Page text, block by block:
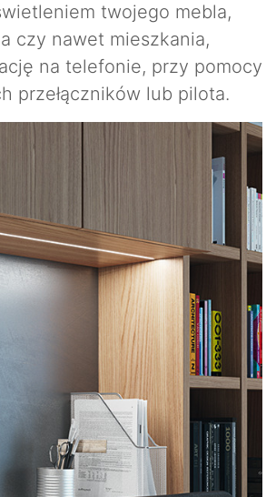
twojego mebla,
czy nawet mieszkania,
na telefonie, przy pomocy
przełączników lub pilota.